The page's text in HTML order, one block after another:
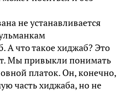
не устанавливается
А что такое хиджаб? Это
Мы привыкли понимать
платок. Он, конечно,
часть хиджаба, но не